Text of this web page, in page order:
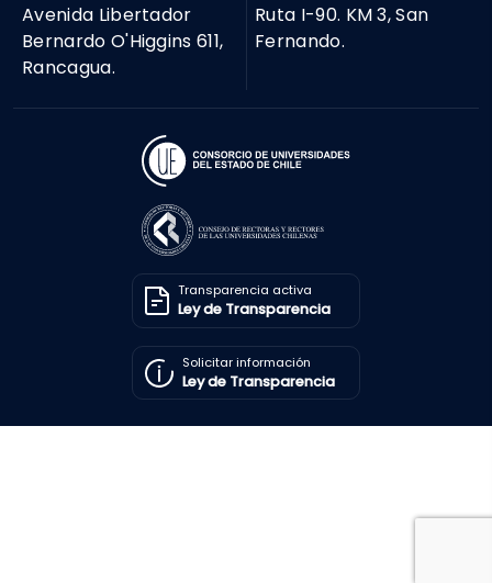
Avenida Libertador
Bernardo O'Higgins 611,
Rancagua.
Ruta I-90. KM 3, San
Fernando.
Transparencia activa
Ley de Transparencia
Solicitar información
Ley de Transparencia